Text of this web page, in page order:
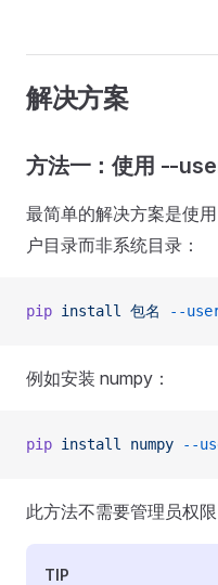
解决方案
方法一：使用 --
最简单的解决方案是使用
户目录而非系统目录：
pip install 包名 --
例如安装 numpy：
pip install numpy --
此方法不需要管理员权
TIP